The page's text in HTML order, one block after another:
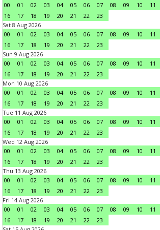
00
01 02 03 04 05 06 07 08 09 10 11
16
17 18 19 20 21 22
23
Sat 8 Aug 2026
00
01 02 03 04 05 06 07 08 09 10 11
16
17 18 19 20 21 22
23
Sun 9 Aug 2026
00
01 02 03 04 05 06 07 08 09 10 11
16
17 18 19 20 21 22
23
Mon 10 Aug 2026
00
01 02 03 04 05 06 07 08 09 10 11
16
17 18 19 20 21 22
23
Tue 11 Aug 2026
00
01 02 03 04 05 06 07 08 09 10 11
16
17 18 19 20 21 22
23
Wed 12 Aug 2026
00
01 02 03 04 05 06 07 08 09 10 11
16
17 18 19 20 21 22
23
Thu 13 Aug 2026
00
01 02 03 04 05 06 07 08 09 10 11
16
17 18 19 20 21 22
23
Fri 14 Aug 2026
00
01 02 03 04 05 06 07 08 09 10 11
16
17 18 19 20 21 22
23